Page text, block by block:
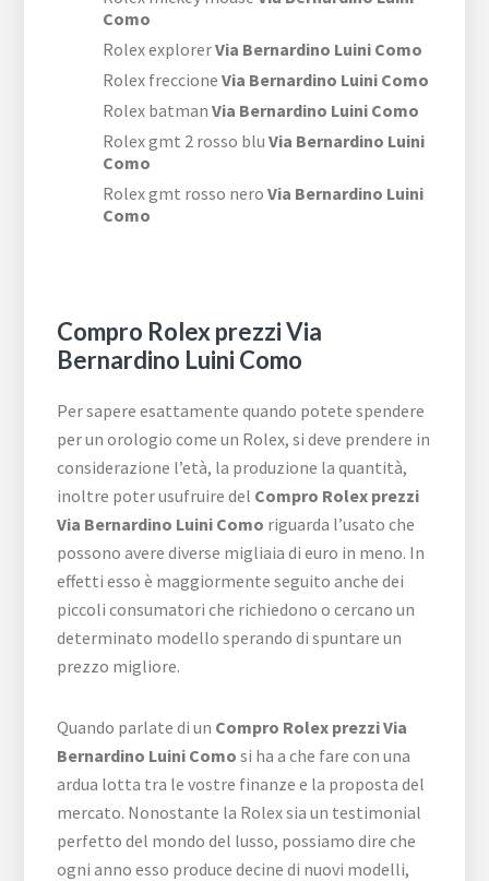
Como
Rolex explorerVia Bernardino Luini Como
Rolex freccione Via Bernardino Luini Como
Rolex batman Via Bernardino Luini Como
Rolex gmt 2 rosso blu Via Bernardino Luini
Como
Rolex gmt rosso nero Via Bernardino Luini
Como
Compro Rolex prezzi Via
Bernardino Luini Como
Per sapere esattamente quando potete spendere
per un orologio come un Rolex, si deve prendere in
considerazione l’età, la produzione la quantità,
inoltre poter usufruire del Compro Rolex prezzi
Via Bernardino Luini Como riguarda l’usato che
possono avere diverse migliaia di euro in meno. In
effetti esso è maggiormente seguito anche dei
piccoli consumatori che richiedono o cercano un
determinato modello sperando di spuntare un
prezzo migliore.
Quando parlate di un Compro Rolex prezzi Via
Bernardino Luini Como si ha a che fare con una
ardua lotta tra le vostre finanze e la proposta del
mercato. Nonostante la Rolex sia un testimonial
perfetto del mondo del lusso, possiamo dire che
ogni anno esso produce decine di nuovi modelli,